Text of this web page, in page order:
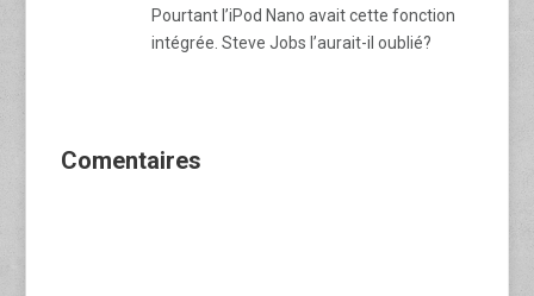
Pourtant l’iPod Nano avait cette fonction
intégrée. Steve Jobs l’aurait-il oublié?
Comentaires